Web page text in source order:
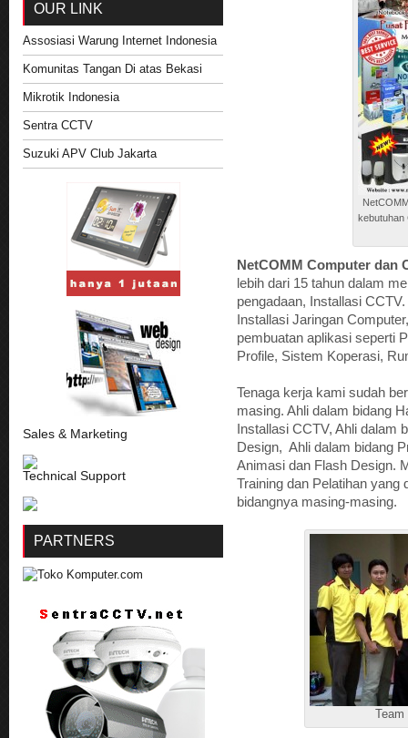
kebutuhan
NetCOMM Computer dan
lebih dari 15 tahun dalam
pengadaan, Installasi
Installasi Jaringan
pembuatan aplikasi seperti
Profile, Sistem Koperasi,
Tenaga kerja kami sudah
masing. Ahli dalam bidang
Installasi CCTV, Ahli dalam
Design, Ahli dalam bidang
Animasi dan Flash Design.
Training dan Pelatihan yang
bidangnya masing-masing.
OUR LINK
Assosiasi Warung Internet Indonesia
Komunitas Tangan Di atas Bekasi
Mikrotik Indonesia
Sentra CCTV
Suzuki APV Club Jakarta
Sales & Marketing
Technical Support
PARTNERS